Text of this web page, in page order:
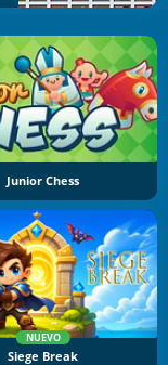
Junior Chess
NUEVO
Siege Break